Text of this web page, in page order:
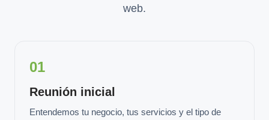
web.
01
Reunión inicial
Entendemos tu negocio, tus servicios y el tipo de